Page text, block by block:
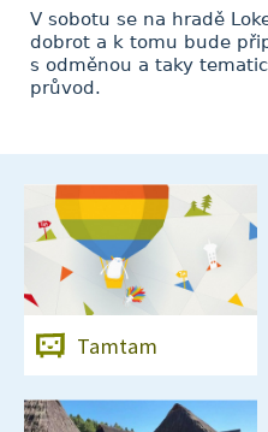
V sobotu se na hradě
dobrot a k tomu bude
s odměnou a taky
průvod.
Tamtam